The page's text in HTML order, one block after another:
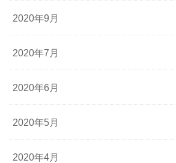
2020年9月
2020年7月
2020年6月
2020年5月
2020年4月